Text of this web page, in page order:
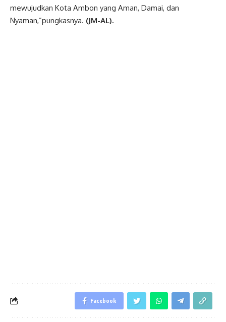
mewujudkan Kota Ambon yang Aman, Damai, dan
Nyaman,”pungkasnya. (JM-AL).
Facebook